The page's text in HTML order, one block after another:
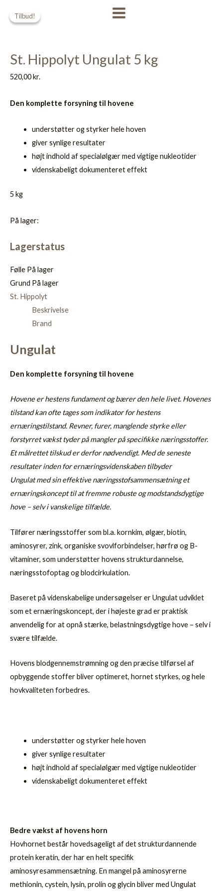
MAIN
St. Hippolyt Ungulat 5 kg
520,00kr.
Den komplette forsyning til hovene
understøtter og styrker hele hoven
giver synlige resultater
højt indhold af specialølgær med vigtige nukleotider
videnskabeligt dokumenteret effekt
5 kg
På lager:
Lagerstatus
Følle På lager
Grund På lager
St. Hippolyt
Beskrivelse
Brand
Ungulat
Den komplette forsyning til hovene
Hovene er hestens fundament og bærer den hele livet. Hovenes
tilstand kan ofte tages som indikator for hestens
ernæringstilstand. Revner, furer, manglende styrke eller
forstyrret vækst tyder på mangler på specifikke næringsstoffer.
Et målrettet tilskud er derfor nødvendigt. Med de seneste
resultater inden for ernæringsvidenskaben tilbyder
Ungulat med sin effektive næringsstofsammensætning et
ernæringskoncept til at fremme robuste og modstandsdygtige
hove – selv i vanskelige tilfælde.
Tilfører næringsstoffer som bl.a. kornkim, ølgær, biotin,
aminosyrer, zink, organiske svovlforbindelser, hørfrø og B-
vitaminer, som understøtter hovens strukturdannelse,
næringsstofoptag og blodcirkula­tion.
Baseret på videnskabelige undersøgelser er Ungulat udviklet
som et ernæringskoncept, der i højeste grad er praktisk
anvendelig for at opnå stærke, belastningsdygtige hove – selv i
svære tilfælde.
Hovens blodgennemstrømning og den præcise tilførsel af
opbyggende stoffer bliver optimeret, hornet styrkes, og hele
hovkvaliteten forbedres.
understøtter og styrker hele hoven
giver synlige resultater
højt indhold af specialølgær med vigtige nukleotider
videnskabeligt dokumenteret effekt
Bedre vækst af hovens horn
Hovhornet består hovedsageligt af det strukturdannende
protein keratin, der har en helt specifik
aminosyresammensætning. En mangel på aminosyrerne
methionin, cystein, lysin, prolin og glycin bliver med Ungulat
Tilbud!
Tilbud!
289,00 kr..
aktuelle
249,00 kr..